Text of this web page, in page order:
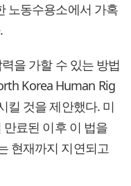
노동수용소에서 가혹
을 가할 수 있는 방법
Korea Human Rig
킬 것을 제안했다. 미
료된 이후 이 법을
현재까지 지연되고